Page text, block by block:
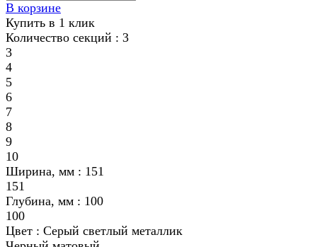
В корзине
Купить в 1 клик
Количество секций : 3
3
4
5
6
7
8
9
10
Ширина, мм : 151
151
Глубина, мм : 100
100
Цвет : Серый светлый металлик